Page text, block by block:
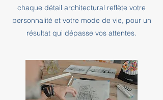
chaque détail architectural reflète votre
personnalité et votre mode de vie, pour un
résultat qui dépasse vos attentes.